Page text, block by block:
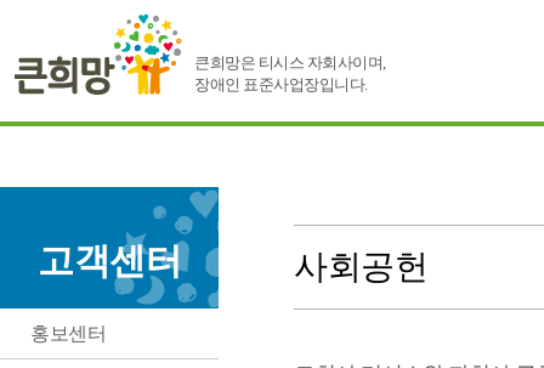
큰희망은 티시스 자회사이며,
장애인 표준사업장입니다.
고객센터
홍보센터
사회공헌